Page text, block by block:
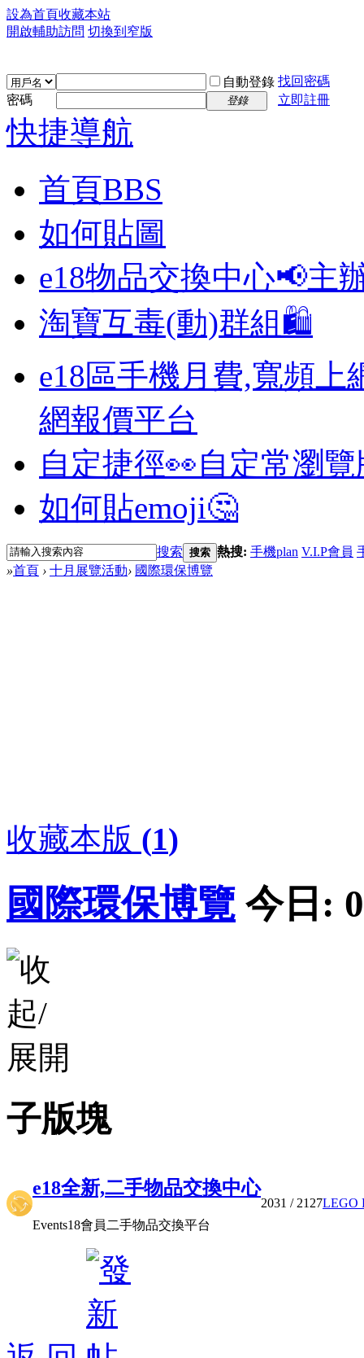
設為首頁收藏本站
開啟輔助訪問 切換到窄版
自動登錄 找回密碼
密碼
登錄 立即註冊
快捷導航
首頁BBS
如何貼圖
e18物品交換中心📢主
淘寶互毒(動)群組🛍️
e18區手機月費,寬頻上
網報價平台
自定捷徑👀自定常瀏
如何貼emoji🤔
搜索 搜索 熱搜: 手機plan V.I.P會員
»首頁 › 十月展覽活動› 國際環保博覽
收藏本版 (1)
國際環保博覽 今日: 0
子版塊
e18全新,二手物品交換中心
Events18會員二手物品交換平台
2031 / 2127LEGO